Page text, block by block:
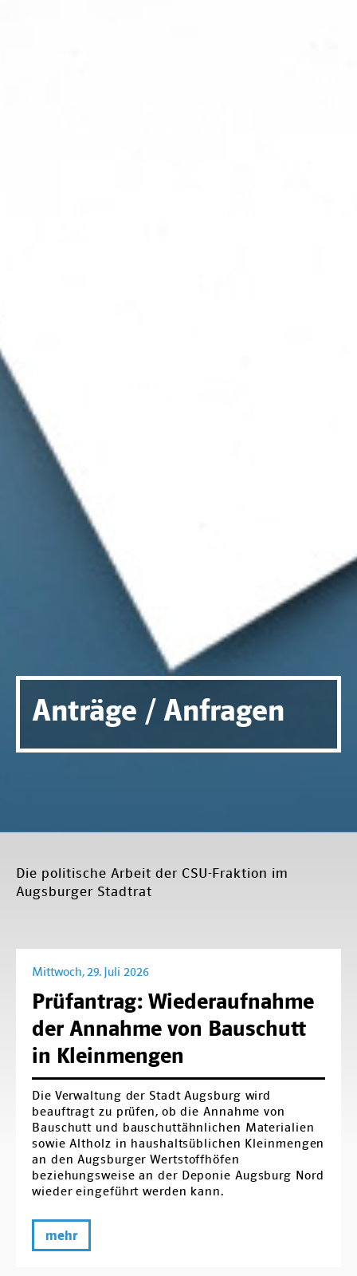
Anträge / Anfragen
Die politische Arbeit der CSU-Fraktion im
Augsburger Stadtrat
Mittwoch, 29. Juli 2026
Prüfantrag: Wiederaufnahme
der Annahme von Bauschutt
in Kleinmengen
Die Verwaltung der Stadt Augsburg wird
beauftragt zu prüfen, ob die Annahme von
Bauschutt und bauschuttähnlichen Materialien
sowie Altholz in haushaltsüblichen Kleinmengen
an den Augsburger Wertstoffhöfen
beziehungsweise an der Deponie Augsburg Nord
wieder eingeführt werden kann.
mehr